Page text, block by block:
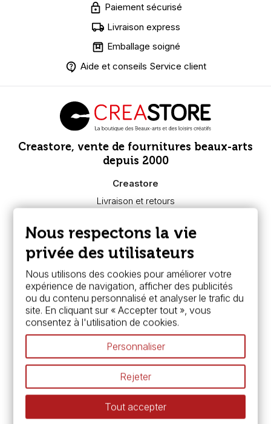
Paiement sécurisé
Livraison express
Emballage soigné
Aide et conseils Service client
Creastore, vente de fournitures beaux-arts
depuis 2000
Creastore
Livraison et retours
Paiement sécurisé
FAQ
Boutique à Angers
Services
Carte fidélité & avantages
Chèque cadeau, bon cadeaux
Devis & bon de commande
Pass culture - mode d'emploi
Nos promotions en cours
Espace conseils
L’aquarelle en tubes ou en godets ?
Le vocabulaire technique de l’aquarelle
Différence entre peinture Fine et Extra-fine
Préparer une toile pour peinture à l'huile et acrylique
Nous respectons la vie
privée des utilisateurs
Nous utilisons des cookies pour améliorer votre
expérience de navigation, afficher des publicités
ou du contenu personnalisé et analyser le trafic du
site. En cliquant sur « Accepter tout », vous
consentez à l'utilisation de cookies.
Personnaliser
Rejeter
Tout accepter